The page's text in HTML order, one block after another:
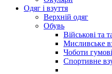
Одяг і взуття
Верхній одяг
Обувь
Військові та
Мисливське
Чоботи
Спортивне